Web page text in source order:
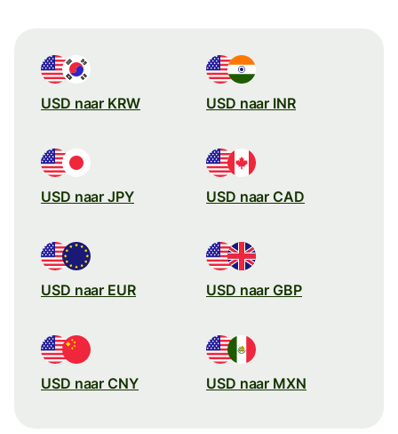
USD naar KRW USD naar INR
USD naar JPY USD naar CAD
USD naar EUR USD naar GBP
USD naar CNY USD naar MXN